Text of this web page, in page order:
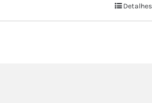
Detalhes